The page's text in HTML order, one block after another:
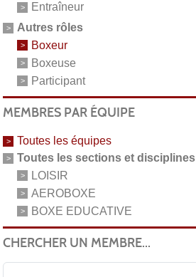
Entraîneur
Autres rôles
Boxeur
Boxeuse
Participant
MEMBRES PAR ÉQUIPE
Toutes les équipes
Toutes les sections et disciplines
LOISIR
AEROBOXE
BOXE EDUCATIVE
CHERCHER UN MEMBRE...